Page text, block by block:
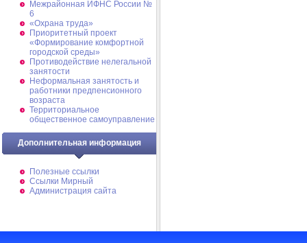
Межрайонная ИФНС России №
6
«Охрана труда»
Приоритетный проект
«Формирование комфортной
городской среды»
Противодействие нелегальной
занятости
Неформальная занятость и
работники предпенсионного
возраста
Территориальное
общественное самоуправление
Дополнительная информация
Полезные ссылки
Ссылки Мирный
Администрация сайта